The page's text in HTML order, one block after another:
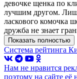
девочке щенка по
лучшим другом.
ласкового комочка
дружба не знает
Показать полностью
Система рейтинга
Нам не нравится
поэтому на сайте её